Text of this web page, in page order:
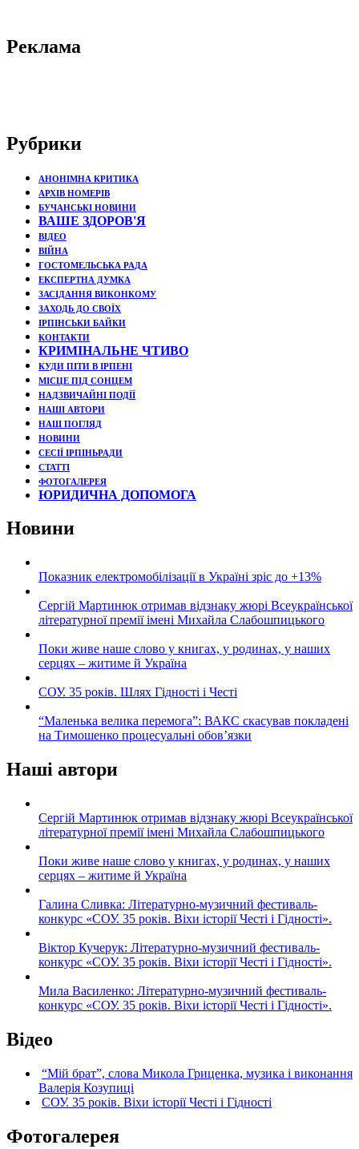
Реклама
Рубрики
АНОНІМНА КРИТИКА
АРХІВ НОМЕРІВ
БУЧАНСЬКІ НОВИНИ
ВАШЕ ЗДОРОВ'Я
ВІДЕО
ВІЙНА
ГОСТОМЕЛЬСЬКА РАДА
ЕКСПЕРТНА ДУМКА
ЗАСІДАННЯ ВИКОНКОМУ
ЗАХОДЬ ДО СВОЇХ
ІРПІНСЬКИ БАЙКИ
КОНТАКТИ
КРИМІНАЛЬНЕ ЧТИВО
КУДИ ПІТИ В ІРПЕНІ
МІСЦЕ ПІД СОНЦЕМ
НАДЗВИЧАЙНІ ПОДЇЇ
НАШІ АВТОРИ
НАШ ПОГЛЯД
НОВИНИ
СЕСІЇ ІРПІНЬРАДИ
СТАТТІ
ФОТОГАЛЕРЕЯ
ЮРИДИЧНА ДОПОМОГА
Новини
Показник електромобілізації в Україні зріс до +13%
Сергій Мартинюк отримав відзнаку жюрі Всеукраїнської
літературної премії імені Михайла Слабошпицького
Поки живе наше слово у книгах, у родинах, у наших
серцях – житиме й Україна
СОУ. 35 років. Шлях Гідності і Честі
“Маленька велика перемога”: ВАКС скасував покладені
на Тимошенко процесуальні обов’язки
Наші автори
Сергій Мартинюк отримав відзнаку жюрі Всеукраїнської
літературної премії імені Михайла Слабошпицького
Поки живе наше слово у книгах, у родинах, у наших
серцях – житиме й Україна
Галина Сливка: Літературно-музичний фестиваль-
конкурс «СОУ. 35 років. Віхи історії Честі і Гідності».
Віктор Кучерук: Літературно-музичний фестиваль-
конкурс «СОУ. 35 років. Віхи історії Честі і Гідності».
Мила Василенко: Літературно-музичний фестиваль-
конкурс «СОУ. 35 років. Віхи історії Честі і Гідності».
Відео
“Мій брат”, слова Микола Гриценка, музика і виконання
Валерія Козупиці
СОУ. 35 років. Віхи історії Честі і Гідності
Фотогалерея